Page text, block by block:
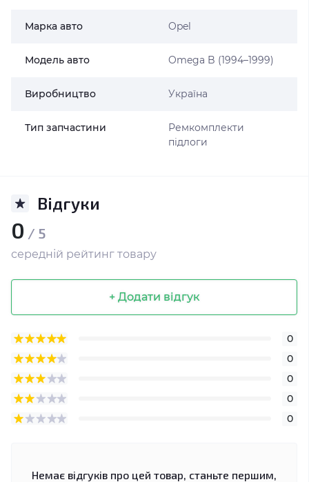
Марка авто Opel
Модель авто Omega B (1994–1999)
Виробництво Україна
Тип запчастини
Ремкомплекти
підлоги
Відгуки
0 / 5
середній рейтинг товару
+ Додати відгук
0
0
0
0
0
Немає відгуків про цей товар, станьте першим,